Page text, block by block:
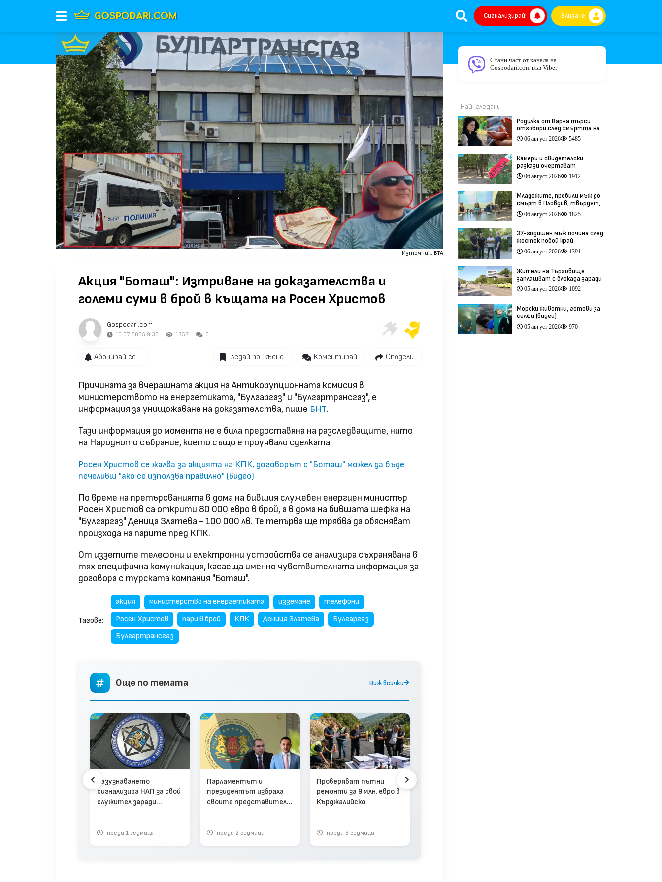
Сигнализирай! Влизане
Източник: БТА
Акция "Боташ": Изтриване на доказателства и
големи суми в брой в къщата на Росен Христов
Gospodari.com
10.07.2025 9:32 1757 0
Абонирай се... Гледай по-късно Коментирай Сподели
Причината за вчерашната акция на Антикорупционната комисия в
министерството на енергетиката, "Булгаргаз" и "Булгартрансгаз", е
информация за унищожаване на доказателства, пише БНТ.
Тази информация до момента не е била предоставяна на разследващите, нито
на Народното събрание, което също е проучвало сделката.
Росен Христов се жалва за акцията на КПК, договорът с "Боташ" можел да бъде
печеливш "ако се използва правилно" (видео)
По време на претърсванията в дома на бившия служебен енергиен министър
Росен Христов са открити 80 000 евро в брой, а в дома на бившата шефка на
"Булгаргаз" Деница Златева - 100 000 лв. Те тепърва ще трябва да обясняват
произхода на парите пред КПК.
От иззетите телефони и електронни устройства се анализира съхранявана в
тях специфична комуникация, касаеща именно чувствителната информация за
договора с турската компания "Боташ".
Тагове:
акция министерство на енергетиката изземане
телефони
Росен Христов
пари в брой КПК Деница Златева
Булгаргаз
Булгартрансгаз
Още по темата Виж всички
Разузнаването
сигнализира НАП за свой
служител заради
преди 1 седмица
Парламентът и
президентът избраха
своите представители
корупцията
преди 2 седмици
Проверяват пътни
ремонти за 9 млн. евро в
Кърджалийско
преди 3 седмици
Стани част от канала на
Gospodari.com във Viber
Най-гледани
Родилка от Варна търси
отговори след смъртта на
бебето ѝ дни преди секцио
(видео)
06 август 2026 5485
Камери и свидетелски
разкази очертават
хронологията на фаталния
побой край Младежкия хълм
06 август 2026 1912
Младежите, пребили мъж до
смърт в Пловдив, твърдят,
че са „ловци на педофили”
(видео)
06 август 2026 1825
37-годишен мъж почина след
жесток побой край
Младежкия хълм в Пловдив
(видео)
06 август 2026 1391
Жители на Търговище
заплашват с блокада заради
опасен участък на пътя
София–Варна (видео)
05 август 2026 1092
Морски животни, готови за
селфи (видео)
05 август 2026 970